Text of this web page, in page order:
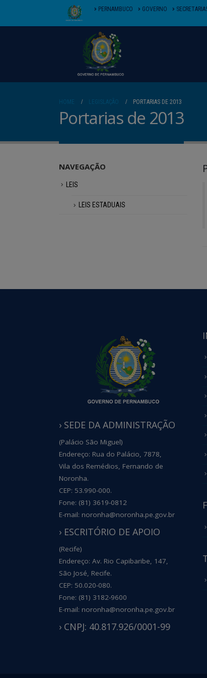
PERNAMBUCO GOVERNO
HOME LEGISLAÇÃO PORTARIAS DE 2013
Portarias de 2013
NAVEGAÇÃO
LEIS
LEIS ESTADUAIS
› SEDE DA ADMINISTRAÇÃO
(Palácio São Miguel)
Endereço: Rua do Palácio, 7878,
Vila dos Remédios, Fernando de
Noronha.
CEP: 53.990-000.
Fone: (81) 3619-0812
E-mail: noronha@noronha.pe.gov.br
› ESCRITÓRIO DE APOIO
(Recife)
Endereço: Av. Rio Capibaribe, 147,
São José, Recife.
CEP: 50.020-080.
Fone: (81) 3182-9600
E-mail: noronha@noronha.pe.gov.br
› CNPJ: 40.817.926/0001-99